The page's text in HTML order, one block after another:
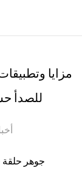
للصدأ
جوهر